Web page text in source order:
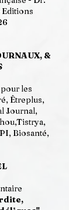
&
les
, Êtreplus,
Journal,
Biosanté,